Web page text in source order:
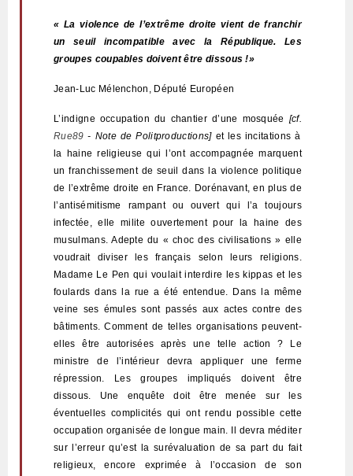
« La violence de l’extrême droite vient de franchir
un seuil incompatible avec la République. Les
groupes coupables doivent être dissous !»
Jean-Luc Mélenchon, Député Européen
L’indigne occupation du chantier d’une mosquée [cf.
Rue89- Note de Politproductions]et les incitations à
la haine re ligieuse qui l’ont accompagnée marquent
un franchissement de seuil dans la violence politique
de l’extrême droite en France. Dorénavant, en plus de
l’antisémitisme rampant ou ouvert qui l’a toujours
infectée, elle milite ouvertement pour la haine des
musulmans. Adepte du « choc des civilisations » elle
voudrait diviser les français selon leurs religions.
Madame Le Pen qui voulait interdire les kippas et les
foulards dans la rue a été entendue. Dans la même
veine ses émules sont passés aux actes contre des
bâtiments. Comment de telles organisations peuvent-
elles être autorisées après une telle action ? Le
ministre de l’intérieur devra appliquer une ferme
répression. Les groupes impliqués doivent être
dissous. Une enquête doit être menée sur les
éventuelles complicités qui ont rendu possible cette
occupation organisée de longue main. Il devra méditer
sur l’erreur qu’est la surévaluation de sa part du fait
religieux, encore exprimée à l’occasion de son